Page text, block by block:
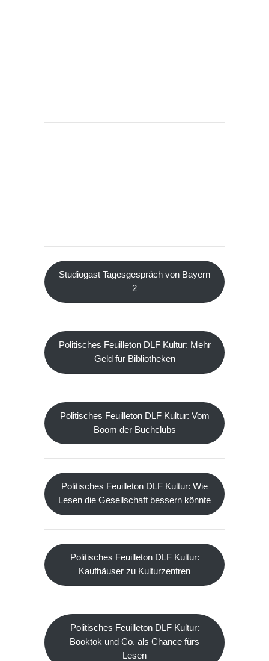
Studiogast Tagesgespräch von Bayern
2
Politisches Feuilleton DLF Kultur: Mehr
Geld für Bibliotheken
Politisches Feuilleton DLF Kultur: Vom
Boom der Buchclubs
Politisches Feuilleton DLF Kultur: Wie
Lesen die Gesellschaft bessern könnte
Politisches Feuilleton DLF Kultur:
Kaufhäuser zu Kulturzentren
Politisches Feuilleton DLF Kultur:
Booktok und Co. als Chance fürs
Lesen